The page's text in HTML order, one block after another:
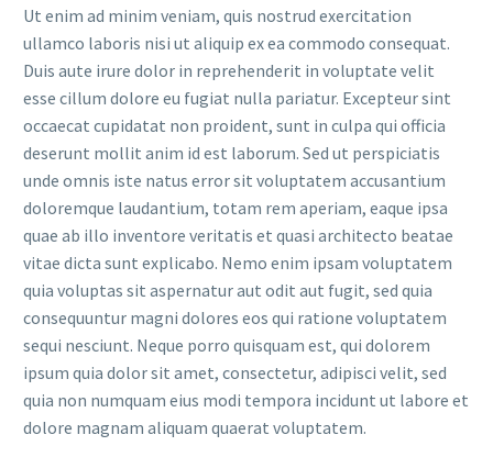
Ut enim ad minim veniam, quis nostrud exercitation
ullamco laboris nisi ut aliquip ex ea commodo consequat.
Duis aute irure dolor in reprehenderit in voluptate velit
esse cillum dolore eu fugiat nulla pariatur. Excepteur sint
occaecat cupidatat non proident, sunt in culpa qui officia
deserunt mollit anim id est laborum. Sed ut perspiciatis
unde omnis iste natus error sit voluptatem accusantium
doloremque laudantium, totam rem aperiam, eaque ipsa
quae ab illo inventore veritatis et quasi architecto beatae
vitae dicta sunt explicabo. Nemo enim ipsam voluptatem
quia voluptas sit aspernatur aut odit aut fugit, sed quia
consequuntur magni dolores eos qui ratione voluptatem
sequi nesciunt. Neque porro quisquam est, qui dolorem
ipsum quia dolor sit amet, consectetur, adipisci velit, sed
quia non numquam eius modi tempora incidunt ut labore et
dolore magnam aliquam quaerat voluptatem.